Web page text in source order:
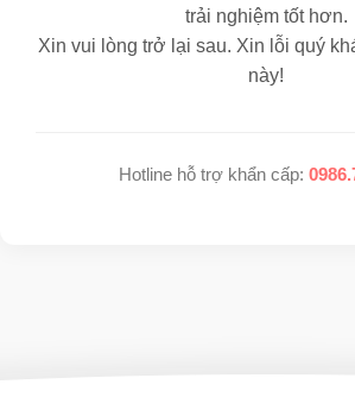
trải nghiệm tốt hơn.
Xin vui lòng trở lại sau. Xin lỗi quý
này!
Hotline hỗ trợ khẩn cấp: